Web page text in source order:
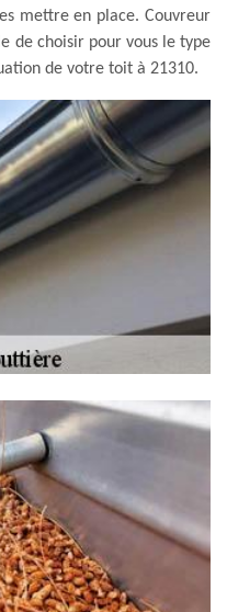
mettre en place. Couvreur
de choisir pour vous le type
de votre toit à 21310.